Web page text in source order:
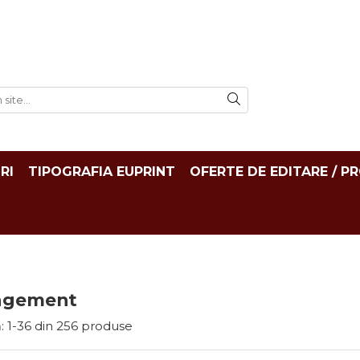
TIPOGRAFIA EUPRINT OFERTE DE EDITARE /
1-36 din 256 produse